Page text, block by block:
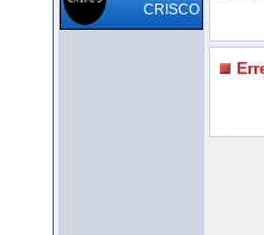
CRISCO